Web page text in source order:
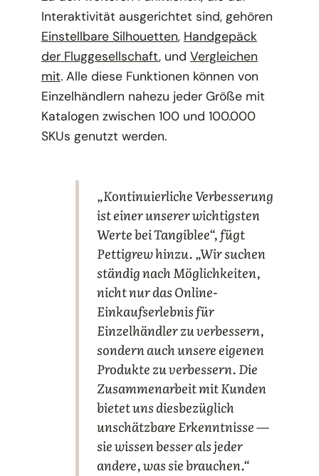
Interaktivität ausgerichtet sind, gehören
Einstellbare Silhouetten, Handgepäck
der Fluggesellschaft, und Vergleichen
mit. Alle diese Funktionen können von
Einzelhändlern nahezu jeder Größe mit
Katalogen zwischen 100 und 100.000
SKUs genutzt werden.
„Kontinuierliche Verbesserung
ist einer unserer wichtigsten
Werte bei Tangiblee“, fügt
Pettigrew hinzu. „Wir suchen
ständig nach Möglichkeiten,
nicht nur das Online-
Einkaufserlebnis für
Einzelhändler zu verbessern,
sondern auch unsere eigenen
Produkte zu verbessern. Die
Zusammenarbeit mit Kunden
bietet uns diesbezüglich
unschätzbare Erkenntnisse —
sie wissen besser als jeder
andere, was sie brauchen.“